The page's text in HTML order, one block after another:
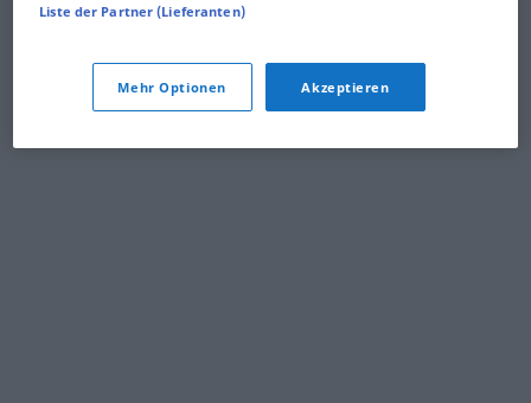
Liste der Partner (Lieferanten)
Mehr Optionen Akzeptieren